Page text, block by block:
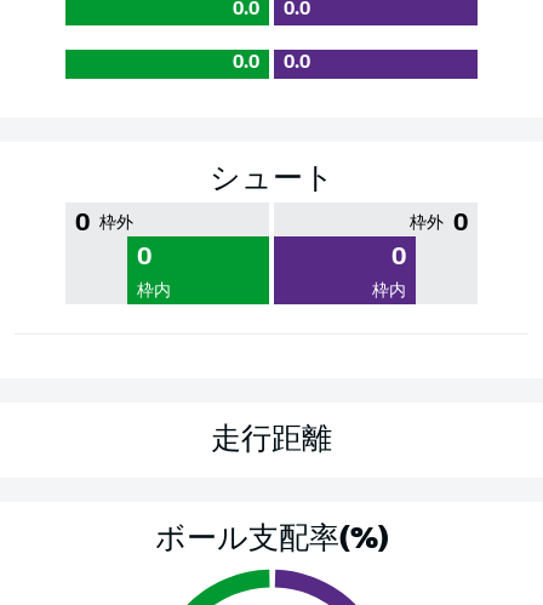
0.0 0.0
0.0 0.0
シュート
0 枠外
0
枠内
0
枠外
0
枠内
走行距離
ボール支配率(%)